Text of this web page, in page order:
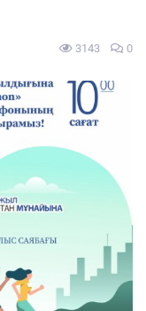
3143 0